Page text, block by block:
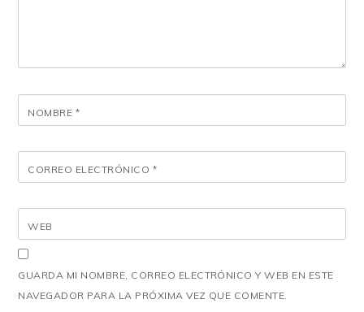
NOMBRE *
CORREO ELECTRÓNICO *
WEB
GUARDA MI NOMBRE, CORREO ELECTRÓNICO Y WEB EN ESTE
NAVEGADOR PARA LA PRÓXIMA VEZ QUE COMENTE.